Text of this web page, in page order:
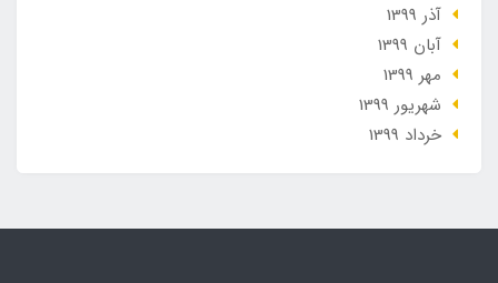
آذر 1399
آبان 1399
مهر 1399
شهریور 1399
خرداد 1399